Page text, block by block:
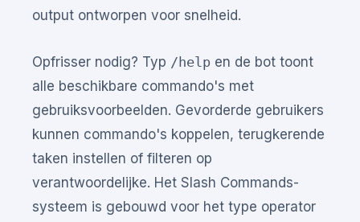
output ontworpen voor snelheid.
Opfrisser nodig? Typ /help en de bot toont
alle beschikbare commando's met
gebruiksvoorbeelden. Gevorderde gebruikers
kunnen commando's koppelen, terugkerende
taken instellen of filteren op
verantwoordelijke. Het Slash Commands-
systeem is gebouwd voor het type operator